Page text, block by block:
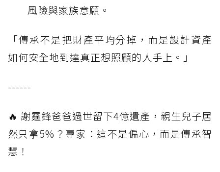
風險與家族意願。
「傳承不是把財產平均分掉，而是設計資產
如何安全地到達真正想照顧的人手上。」
------
🔥 謝霆鋒爸爸過世留下4億遺產，親生兒子居
然只拿5%？專家：這不是偏心，而是傳承智
慧！